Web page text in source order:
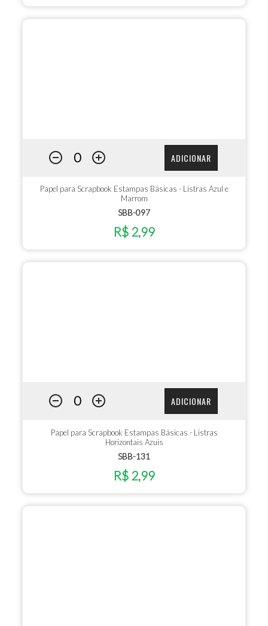
ADICIONAR
Papel para Scrapbook Estampas Básicas - Listras Azul e
Marrom
SBB-097
R$ 2,99
ADICIONAR
Papel para Scrapbook Estampas Básicas - Listras
Horizontais Azuis
SBB-131
R$ 2,99